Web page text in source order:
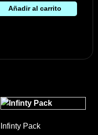
Añadir al carrito
Infinty Pack